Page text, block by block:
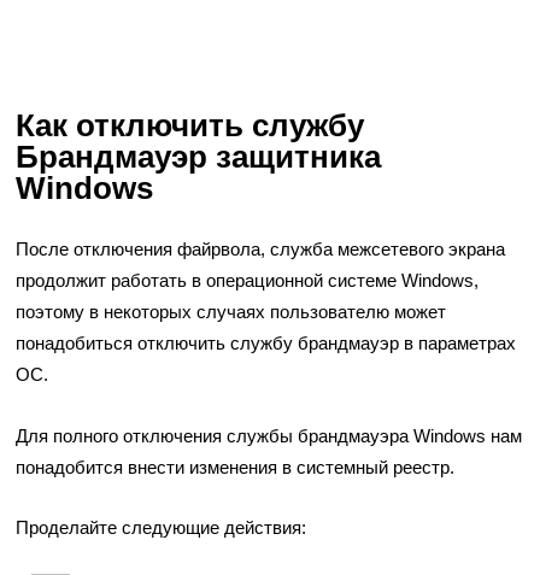
Как отключить службу
Брандмауэр защитника
Windows
После отключения файрвола, служба межсетевого экрана
продолжит работать в операционной системе Windows,
поэтому в некоторых случаях пользователю может
понадобиться отключить службу брандмауэр в параметрах
ОС.
Для полного отключения службы брандмауэра Windows нам
понадобится внести изменения в системный реестр.
Проделайте следующие действия: